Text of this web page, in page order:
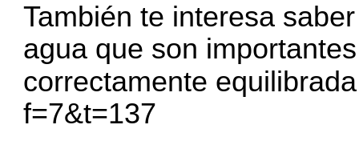
También te interesa
agua que son
correctamente
f=7&t=137